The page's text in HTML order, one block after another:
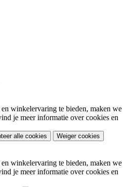
winkelervaring te bieden, maken we
je meer informatie over cookies en
alle cookies Weiger cookies
winkelervaring te bieden, maken we
je meer informatie over cookies en